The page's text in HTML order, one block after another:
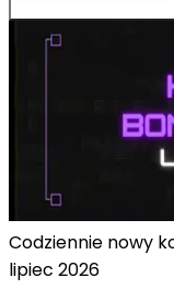
Codziennie nowy
lipiec 2026